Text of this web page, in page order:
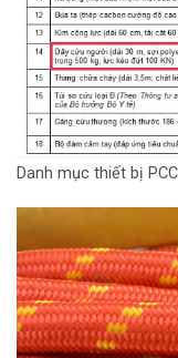
Danh mục thiết bị